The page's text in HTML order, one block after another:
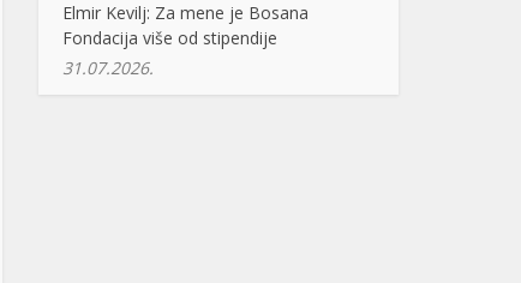
Elmir Kevilj: Za mene je Bosana
Fondacija više od stipendije
31.07.2026.